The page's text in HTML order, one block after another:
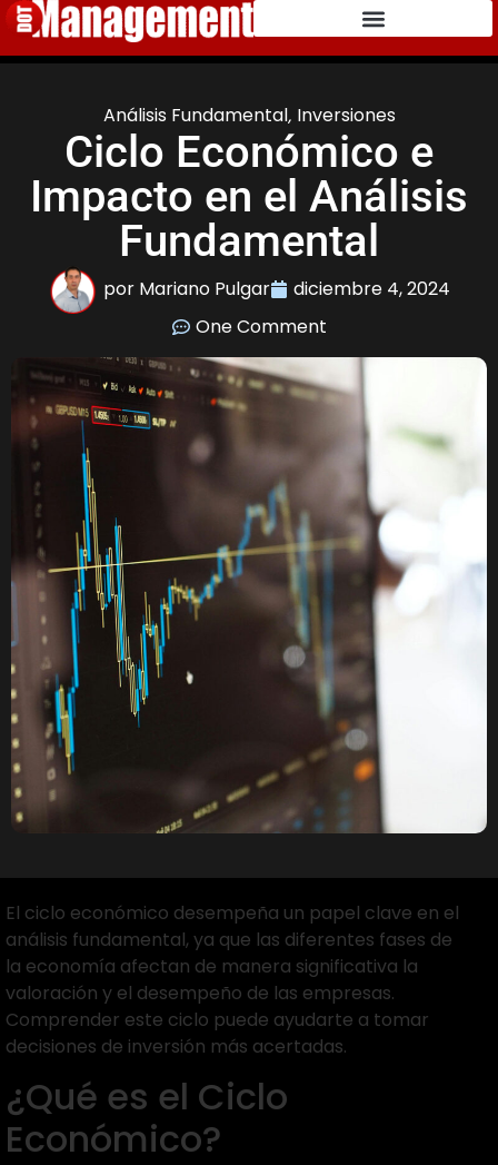
Análisis Fundamental, Inversiones
Ciclo Económico e
Impacto en el Análisis
Fundamental
por Mariano Pulgar
diciembre 4, 2024
One Comment
El ciclo económico desempeña un papel clave en el
análisis fundamental, ya que las diferentes fases de
la economía afectan de manera significativa la
valoración y el desempeño de las empresas.
Comprender este ciclo puede ayudarte a tomar
decisiones de inversión más acertadas.
¿Qué es el Ciclo
Económico?